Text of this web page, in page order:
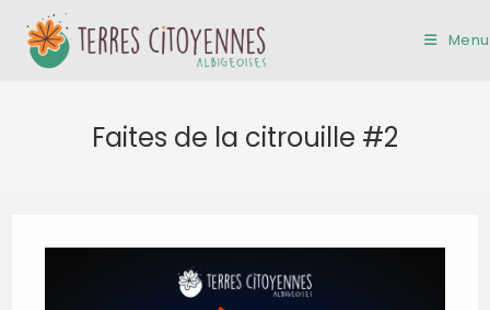
content
Menu
Faites de la citrouille #2